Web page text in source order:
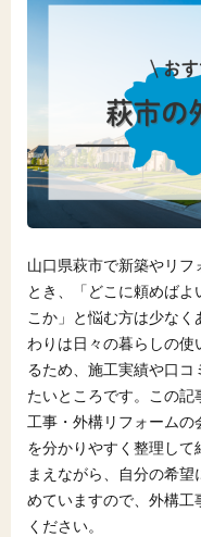
山口県萩市で新築やリ
とき、「どこに頼めば
こか」と悩む方は少な
わりは日々の暮らしの
るため、施工実績や口
たいところです。この
工事・外構リフォーム
を分かりやすく整理し
まえながら、自分の希
めていますので、外構工
ください。